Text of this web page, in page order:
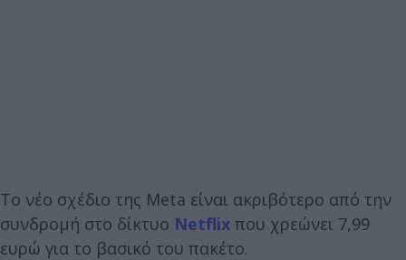
Το νέο σχέδιο της Meta είναι ακριβότερο από την
συνδρομή στο δίκτυο Netflix που χρεώνει 7,99
ευρώ για το βασικό του πακέτο.